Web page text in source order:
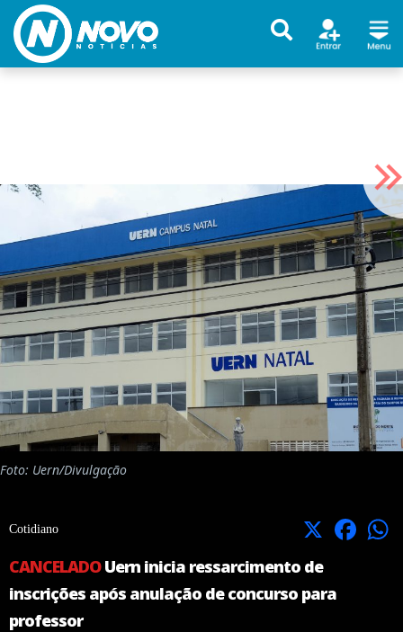
Foto: Uern/Divulgação
Cotidiano X Facebook
CANCELADOUern inicia ressarcimento de
inscrições após anulação de concurso para
professor